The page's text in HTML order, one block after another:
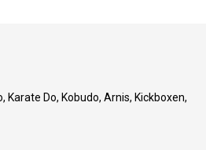
Do, Kobudo, Arnis, Kickboxen,